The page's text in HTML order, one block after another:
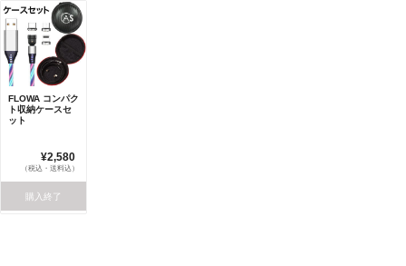
FLOWA コンパク
ト収納ケースセ
ット
¥2,580
（税込・送料込）
購入終了